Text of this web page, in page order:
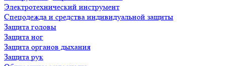
Электротехнический инструмент
Спецодежда и средства индивидуальной защиты
Защита головы
Защита ног
Защита органов дыхания
Защита рук